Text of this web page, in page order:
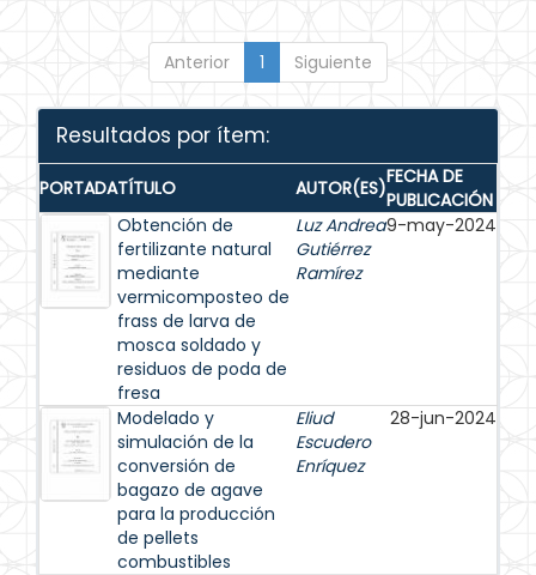
Anterior 1 Siguiente
Resultados por ítem:
PORTADATÍTULO AUTOR(ES)FECHA DE
PUBLICACIÓN
Obtención de
fertilizante natural
mediante
vermicomposteo de
frass de larva de
mosca soldado y
residuos de poda de
fresa
Luz Andrea
Gutiérrez
Ramírez
9-may-2024
Modelado y
simulación de la
conversión de
bagazo de agave
para la producción
de pellets
combustibles
Eliud
Escudero
Enríquez
28-jun-2024